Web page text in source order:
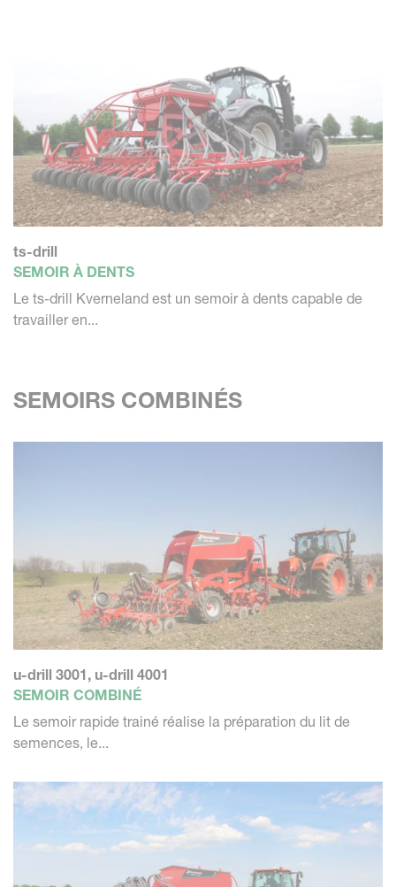
ts-drill
SEMOIR À DENTS
Le ts-drill Kverneland est un semoir à dents capable de
travailler en...
SEMOIRS COMBINÉS
u-drill 3001, u-drill 4001
SEMOIR COMBINÉ
Le semoir rapide trainé réalise la préparation du lit de
semences, le...